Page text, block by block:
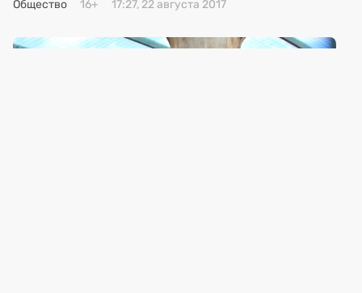
Общество 16+ 17:27, 22 августа 2017